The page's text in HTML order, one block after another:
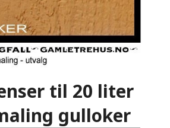
til 20 liter
gulloker